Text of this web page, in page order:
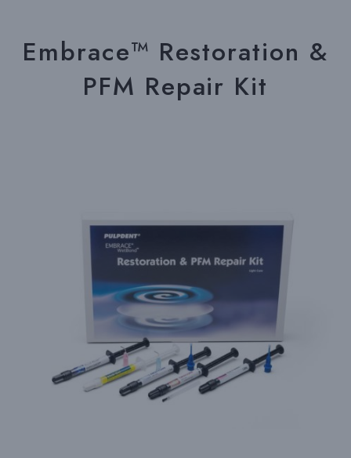
Embrace™ Restoration &
PFM Repair Kit